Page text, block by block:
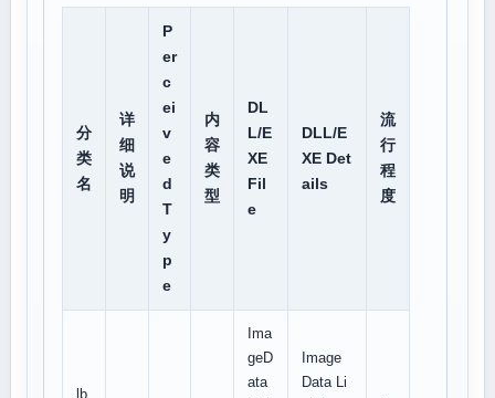
分
类
名
详
细
说
明
P
er
c
ei
v
e
d
T
y
p
e
内
容
类
型
DL
L/E
XE
Fil
e
DLL/E
XE Det
ails
流
行
程
度
lb
Ima
geD
ata
Image
Data Li